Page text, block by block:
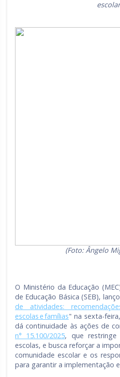
Santa Catarina
escolar
(Foto: Ângelo
O Ministério da Educação
de Educação Básica (SEB),
de atividades:
escolas e famílias" na sexta-
dá continuidade às ações de
n° 15.100/2025, que
escolas, e busca reforçar a
comunidade escolar e os
para garantir a implementação